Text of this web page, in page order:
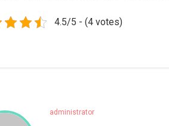
4.5/5 - (4 votes)
administrator